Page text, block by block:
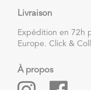
Livraison
Expédition en 72h
Europe. Click &
À propos